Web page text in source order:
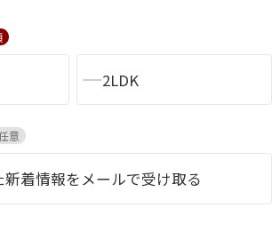
シャーメゾンセレクショ
2LDK
意
着情報をメールで受け取る